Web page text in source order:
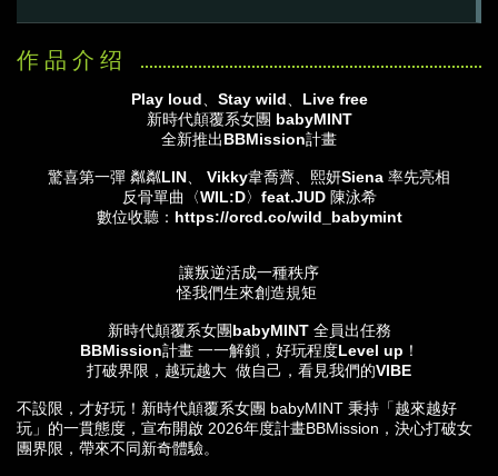
Play loud、Stay wild、Live free
新時代顛覆系女團 babyMINT
全新推出BBMission計畫
驚喜第一彈 粼粼LIN、 Vikky韋喬薺、熙妍Siena 率先亮相
反骨單曲〈WIL:D〉feat.JUD 陳泳希
數位收聽： https://orcd.co/wild_babymint
讓叛逆活成一種秩序
怪我們生來創造規矩
新時代顛覆系女團babyMINT 全員出任務
BBMission計畫 一一解鎖，好玩程度Level up！
打破界限，越玩越大 做自己，看見我們的VIBE
不設限，才好玩！新時代顛覆系女團 babyMINT 秉持「越來越好
玩」的一貫態度，宣布開啟 2026年度計畫BBMission，決心打破女
團界限，帶來不同新奇體驗。